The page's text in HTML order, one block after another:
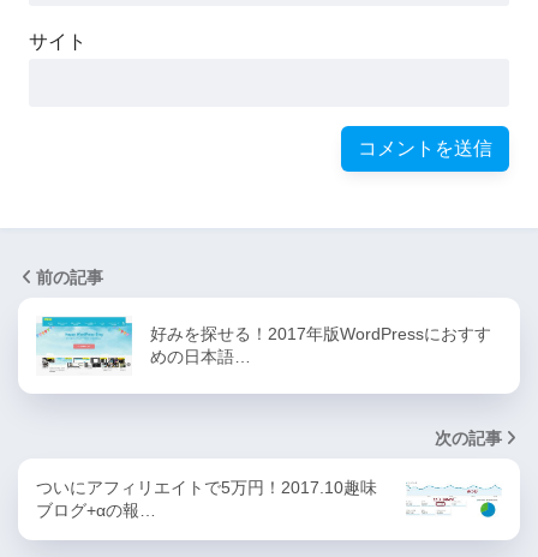
サイト
前の記事
好みを探せる！2017年版WordPressにおすす
めの日本語…
次の記事
ついにアフィリエイトで5万円！2017.10趣味
ブログ+αの報…